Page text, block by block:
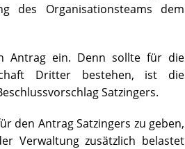
des Organisationsteams dem
Antrag ein. Denn sollte für die
Dritter bestehen, ist die
Satzingers.
den Antrag Satzingers zu geben,
Verwaltung zusätzlich belastet